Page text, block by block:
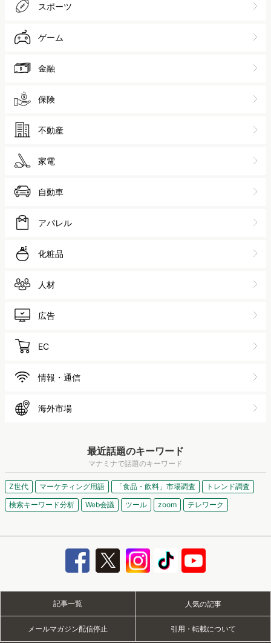
スポーツ
ゲーム
金融
保険
不動産
家電
自動車
アパレル
化粧品
人材
広告
EC
情報・通信
海外市場
最近話題のキーワード
マナミナで話題のキーワード
Z世代 マーケティング用語 「食品・飲料」市場調査
トレンド調査
検索キーワード分析
Web会議 ツール zoom テレワーク
記事一覧 人気の記事
メールマガジン配信停止 引用・転載について